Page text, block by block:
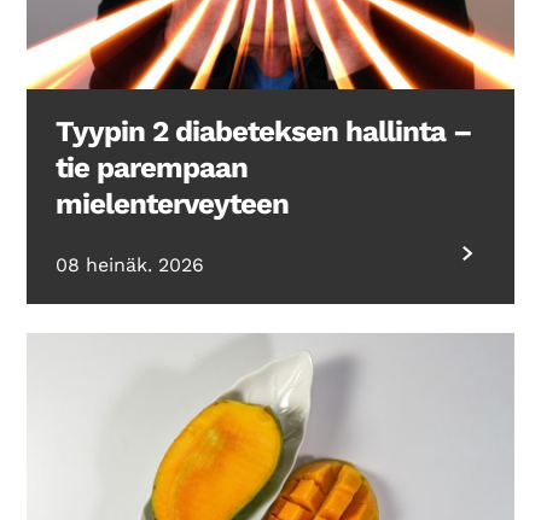
Tyypin 2 diabeteksen hallinta –
tie parempaan
mielenterveyteen
08 heinäk. 2026